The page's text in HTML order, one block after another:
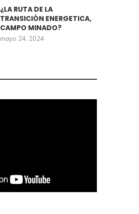
¿LA RUTA DE LA
TRANSICIÓN ENERGETICA,
CAMPO MINADO?
mayo 24, 2024